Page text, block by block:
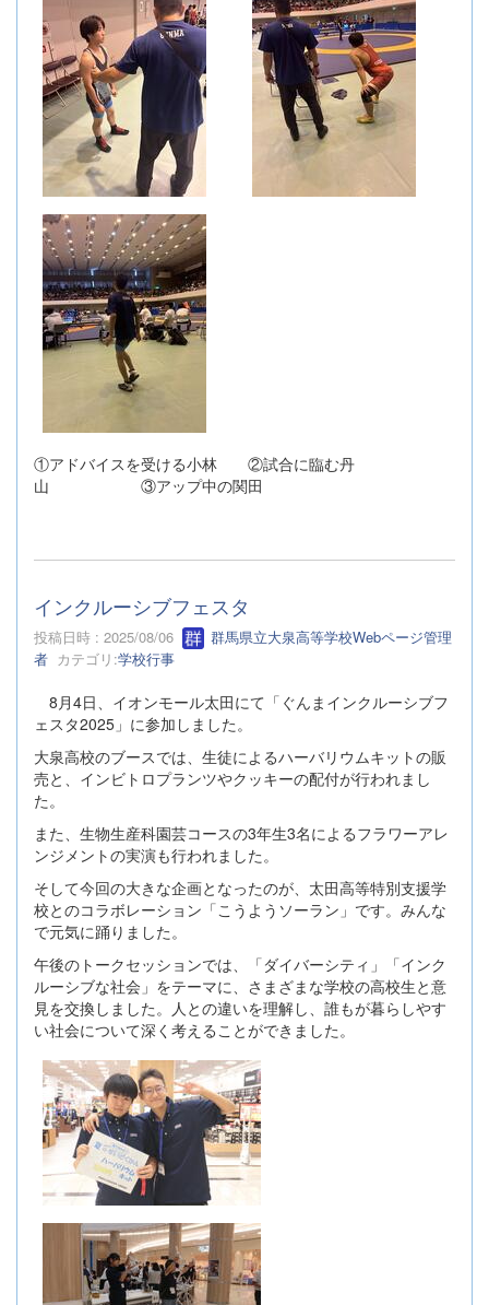
①アドバイスを受ける小林 ②試合に臨む丹
山 ③アップ中の関田
インクルーシブフェスタ
投稿日時 : 2025/08/06
群馬県立大泉高等学校Webページ管理
者 カテゴリ:学校行事
8月4日、イオンモール太田にて「ぐんまインクルーシブフ
ェスタ2025」に参加しました。
大泉高校のブースでは、生徒によるハーバリウムキットの販
売と、インビトロプランツやクッキーの配付が行われまし
た。
また、生物生産科園芸コースの3年生3名によるフラワーアレ
ンジメントの実演も行われました。
そして今回の大きな企画となったのが、太田高等特別支援学
校とのコラボレーション「こうようソーラン」です。みんな
で元気に踊りました。
午後のトークセッションでは、「ダイバーシティ」「インク
ルーシブな社会」をテーマに、さまざまな学校の高校生と意
見を交換しました。人との違いを理解し、誰もが暮らしやす
い社会について深く考えることができました。